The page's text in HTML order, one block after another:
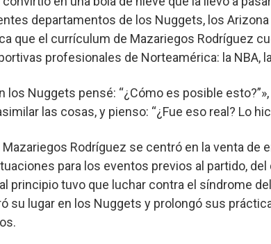
departamentos de los Nuggets, los
que el currículum de Mazariegos Rodríguez
profesionales de Norteamérica: la NBA, la
los Nuggets pensé: “¿Cómo es posible
las cosas, y pienso: “¿Fue eso real? Lo
Rodríguez se centró en la venta de
para los eventos previos al partido,
principio tuvo que luchar contra el síndrome
su lugar en los Nuggets y prolongó sus